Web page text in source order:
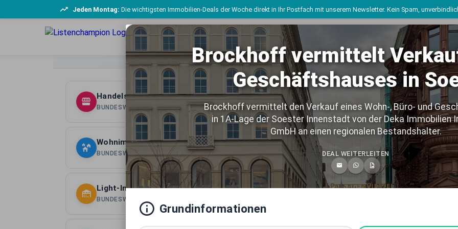
Jeden Montag: Die wichtigsten Immobilien-Deals der Woche direkt in Ihr Postfach mit unserem Newsletter. Kein Spam,
Spezialisierte Marktberichte
Detaillierte Analysen nach Assetklassen und Regionen
Handelsimmobilien Deutschland
BUNDESWEITE ASSETKLASSE
Büroimmobilien
BUNDESWEITE
Wohnimmobilien Deutschland
BUNDESWEITE ASSETKLASSE
Mixed-Use
BUNDESWEITE
Light-Industrial Immobilien Deutschland
BUNDESWEITE ASSETKLASSE
Logistikimmobilien
Brockhoff vermittelt
Geschäftshauses in
Brockhoff vermittelt den Verkauf eines Wohn-, Büro- und
in 1A-Lage der Soester Innenstadt von der Deka Immobilien
GmbH an einen regionalen Bestandshalter.
DEAL WEITERLEITEN
Grundinformationen